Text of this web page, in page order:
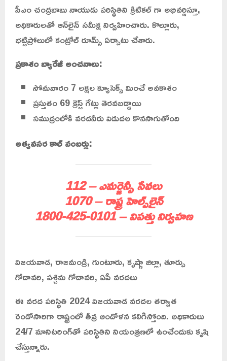
సీఎం చంద్రబాబు నాయుడు పరిస్థితిని క్రిటికల్ గా అభివర్ణిస్తూ,
అధికారులతో ఆన్‌లైన్ సమీక్ష నిర్వహించారు. కొల్లూరు,
భట్టిప్రోలులో కంట్రోల్ రూమ్స్ ఏర్పాటు చేశారు.
ప్రకాశం బ్యారేజీ అంచనాలు:
సోమవారం 7 లక్షల క్యూసెక్స్ మించే అవకాశం
ప్రస్తుతం 69 క్రెస్ట్ గేట్లు తెరవబడ్డాయి
సముద్రంలోకి వరదనీరు విడుదల కొనసాగుతోంది
అత్యవసర కాల్ నంబర్లు:
112 – ఎమర్జెన్సీ సేవలు
1070 – రాష్ట్ర హెల్ప్‌లైన్
1800-425-0101 – విపత్తు నిర్వహణ
విజయవాడ, రాజమండ్రి, గుంటూరు, కృష్ణా జిల్లా, తూర్పు
గోదావరి, పశ్చిమ గోదావరి, ఏపీ వరదలు
ఈ వరద పరిస్థితి 2024 విజయవాడ వరదల తర్వాత
రెండోసారిగా రాష్ట్రంలో తీవ్ర ఆందోళన కలిగిస్తోంది. అధికారులు
24/7 మానిటరింగ్‌తో పరిస్థితిని నియంత్రణలో ఉంచేందుకు కృషి
చేస్తున్నారు.